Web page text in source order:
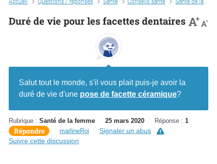
Accueil Questions / réponses Santé Conseils santé Santé de la femme
Duré de vie pour les facettes dentaires A+A-
Salut tout le monde, s'il vous plait puis-je avoir la
duré de vie d'une pose de facette céramique?
Rubrique : Santé de la femme 25 mars 2020 Réponse : 1
Répondre marlineRoi
Signaler un abus
Suivre cette discussion